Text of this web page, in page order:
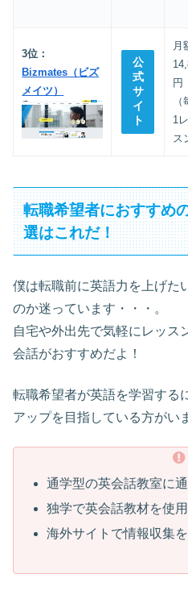
3位：
Bizmates（ビズ
メイツ）
公
式
サ
イ
ト
月
円
1
ス
転職希望者におすすめ
選はこれだ！
僕は転職前に英語力を上げた
のか迷っています・・・。
自宅や外出先で気軽にレッス
会話がおすすめだよ！
転職希望者が英語を学習する
アップを目指している方がい
通学型の英会話教室に通
独学で英会話教材を使
海外サイトで情報収集